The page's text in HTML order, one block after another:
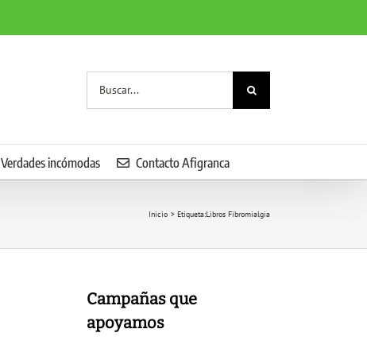
Verdades incómodas Contacto Afigranca
Inicio Etiqueta:Libros Fibromialgia
Campañas que
apoyamos